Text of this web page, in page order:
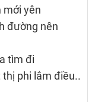
mới yên
đường nên
tìm đi
phi lắm điều..